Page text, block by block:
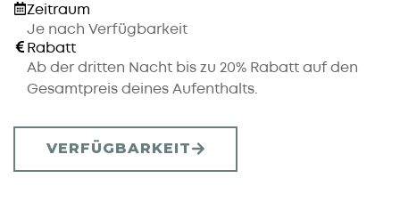
Zeitraum
Je nach Verfügbarkeit
Rabatt
Ab der dritten Nacht bis zu 20% Rabatt auf den
Gesamtpreis deines Aufenthalts.
VERFÜGBARKEIT